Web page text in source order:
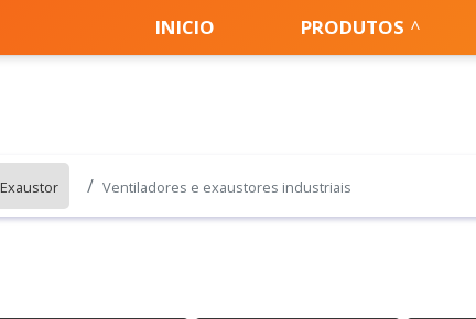
INICIO PRODUTOS
Exaustor Ventiladores e exaustores industriais